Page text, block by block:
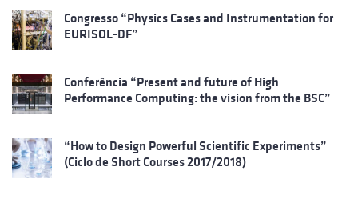
Congresso “Physics Cases and Instrumentation for
EURISOL-DF”
Conferência “Present and future of High
Performance Computing: the vision from the BSC”
“How to Design Powerful Scientific Experiments”
(Ciclo de Short Courses 2017/2018)